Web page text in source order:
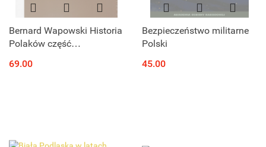
Bernard Wapowski Historia
Polaków część
Jagellonica Fontes 41
69.00
Bezpieczeństwo militarne
Polski
45.00